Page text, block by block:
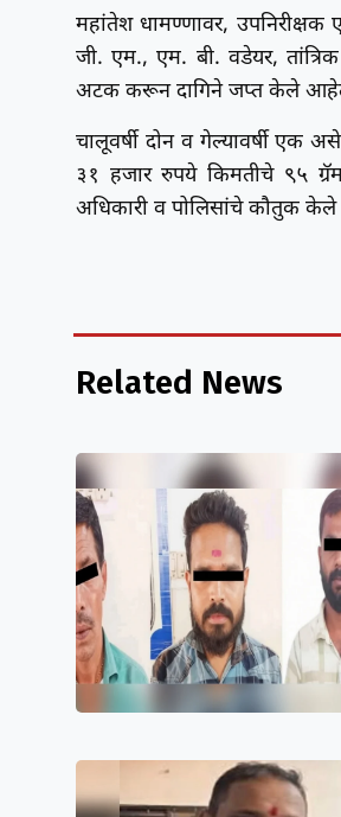
महांतेश धामण्णावर,
जी. एम., एम. बी. वडेयर,
अटक करून दागिने जप्त केले
चालूवर्षी दोन व गेल्यावर्षी एक
३१ हजार रुपये किमतीचे ९५
अधिकारी व पोलिसांचे कौतुक
Related News